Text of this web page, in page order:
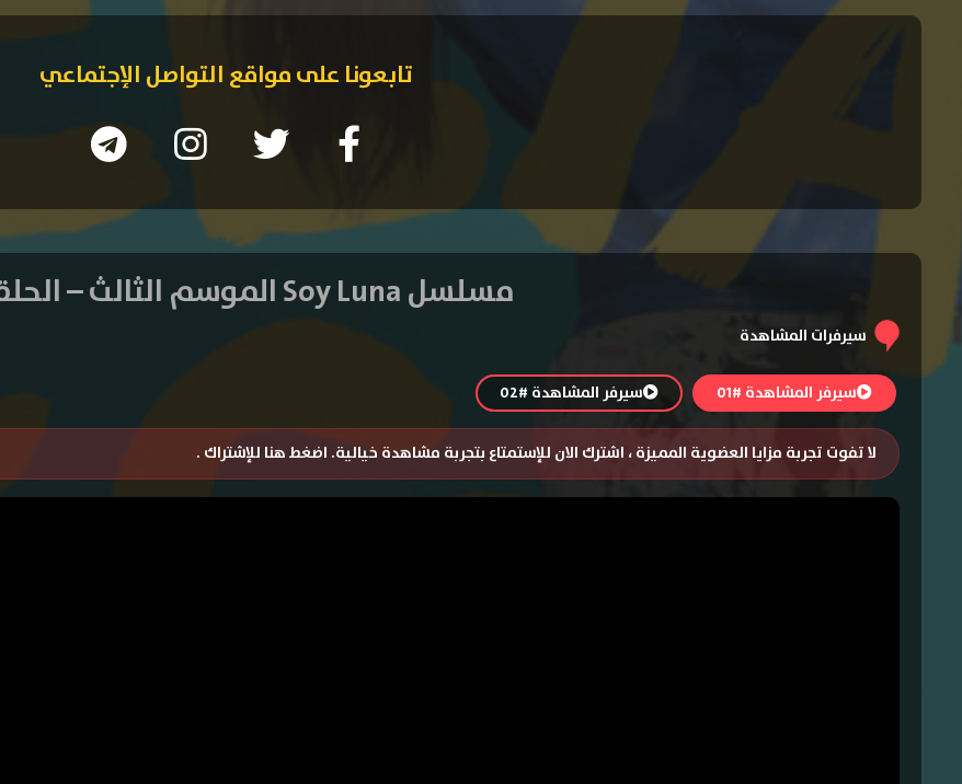
تابعونا على مواقع التواصل الإجتماعي
مسلسل Soy Luna الموسم الثالث – الحلقة 56
سيرفرات المشاهدة
سيرفر المشاهدة #01 سيرفر المشاهدة #02
لا تفوت تجربة مزايا العضوية المميزة ، اشترك الان للإستمتاع بتجربة مشاهدة خيالية. اضغط هنا للإشتراك .